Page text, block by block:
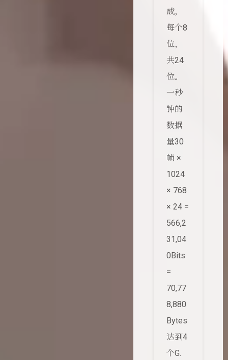
成，
每个8
位，
共24
位。
一秒
钟的
数据
量30
帧 ×
1024
× 768
× 24 =
566,2
31,04
0Bits
=
70,77
8,880
Bytes
达到4
个G.